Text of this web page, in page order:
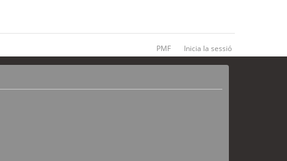
PMF Inicia la sessió